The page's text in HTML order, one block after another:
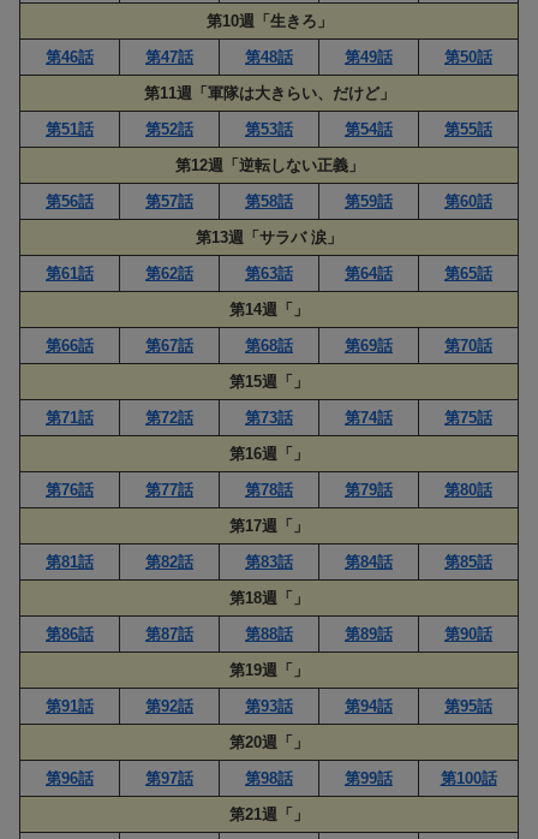
第10週「生きろ」
第46話
第47話 第48話 第49話
第50話
第11週「軍隊は大きらい、だけど」
第51話
第52話 第53話 第54話
第55話
第12週「逆転しない正義」
第56話
第57話 第58話 第59話
第60話
第13週「サラバ 涙」
第61話
第62話 第63話 第64話
第65話
第14週「」
第66話
第67話 第68話 第69話
第70話
第15週「」
第71話
第72話 第73話 第74話
第75話
第16週「」
第76話
第77話 第78話 第79話
第80話
第17週「」
第81話
第82話 第83話 第84話
第85話
第18週「」
第86話
第87話 第88話 第89話
第90話
第19週「」
第91話
第92話 第93話 第94話
第95話
第20週「」
第96話
第97話 第98話 第99話
第100話
第21週「」